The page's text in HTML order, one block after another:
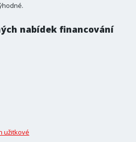
nabídek financování
užitkové